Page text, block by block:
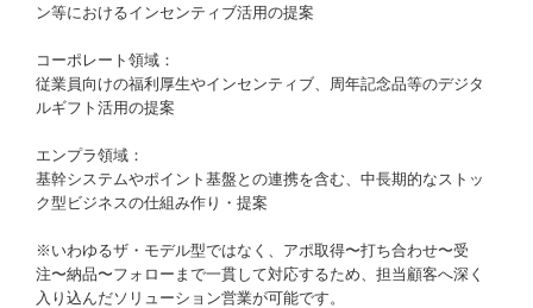
ン等におけるインセンティブ活用の提案
コーポレート領域：
従業員向けの福利厚生やインセンティブ、周年記念品等のデジタ
ルギフト活用の提案
エンプラ領域：
基幹システムやポイント基盤との連携を含む、中長期的なストッ
ク型ビジネスの仕組み作り・提案
※いわゆるザ・モデル型ではなく、アポ取得〜打ち合わせ〜受
注〜納品〜フォローまで一貫して対応するため、担当顧客へ深く
入り込んだソリューション営業が可能です。